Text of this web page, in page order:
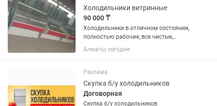
Холодильники витринные
90 000 ₸
Холодильники в отличном состоянии,
полностью рабочие, все чистые,
ухоженные как на фото, есть разные
варианты, большой выбор
Алматы, сегодня
Реклама
Скупка б/у холодильников
Договорная
Скупка б/у холодильников